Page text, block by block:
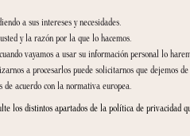
de-privacidad/
para ofrecerle a través de
679 del Parlamento Europeo y del